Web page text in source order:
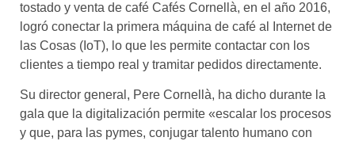
BOLSA DE TRABAJO
¡te imaginas vivir de tu pasión
por el café?
CONTACTO
¡queremos saber
de ti!
tostado y venta de café Cafés Cornellà, en el año 2016,
logró conectar la primera máquina de café al Internet de
las Cosas (IoT), lo que les permite contactar con los
clientes a tiempo real y tramitar pedidos directamente.
Su director general, Pere Cornellà, ha dicho durante la
gala que la digitalización permite «escalar los procesos
y que, para las pymes, conjugar talento humano con